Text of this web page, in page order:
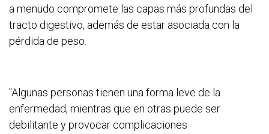
a menudo compromete las capas más profundas del
tracto digestivo, además de estar asociada con la
pérdida de peso.
"Algunas personas tienen una forma leve de la
enfermedad, mientras que en otras puede ser
debilitante y provocar complicaciones